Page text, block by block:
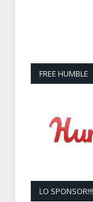
FREE HUMBLE
LO SPONSOR!!!